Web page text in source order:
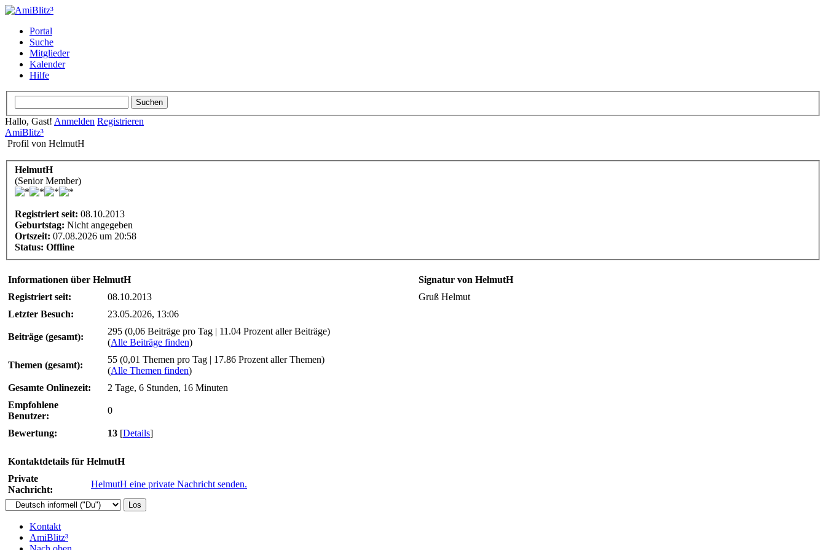
Portal
Suche
Mitglieder
Kalender
Hilfe
Hallo, Gast! Anmelden Registrieren
AmiBlitz³
Profil von HelmutH
HelmutH
(Senior Member)
Registriert seit: 08.10.2013
Geburtstag: Nicht angegeben
Ortszeit: 07.08.2026 um 20:58
Status: Offline
Informationen über HelmutH
Registriert seit:
08.10.2013
Letzter Besuch:
23.05.2026, 13:06
Beiträge (gesamt):
295 (0,06 Beiträge pro Tag | 11.04 Prozent aller Beiträge)
(Alle Beiträge finden)
Themen (gesamt):
55 (0,01 Themen pro Tag | 17.86 Prozent aller Themen)
(Alle Themen finden)
Gesamte Onlinezeit:
2 Tage, 6 Stunden, 16 Minuten
Empfohlene
Benutzer:
0
Bewertung: 13 [Details]
Kontaktdetails für HelmutH
Private
Nachricht:
HelmutH eine private Nachricht senden.
Signatur von HelmutH
Gruß Helmut
Kontakt
AmiBlitz³